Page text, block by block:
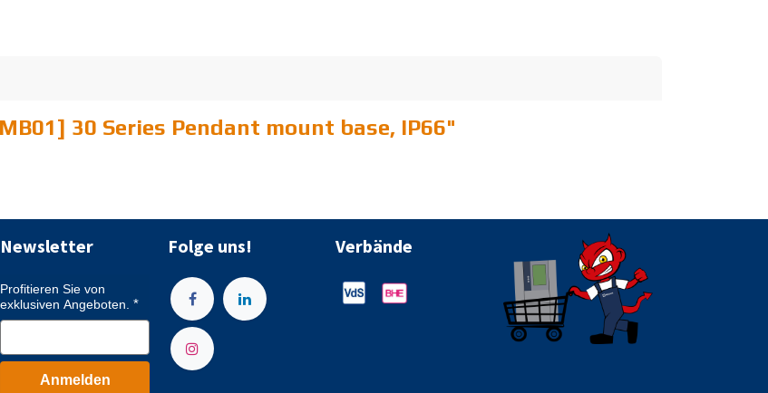
30 Series Pendant mount base, IP66"
Newsletter
Profitieren Sie von
exklusiven Angeboten.
Anmelden
Folge uns! Verbände